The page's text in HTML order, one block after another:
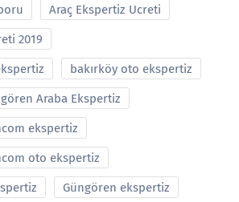
Araç Ekspertiz Ucreti
2019
bakırköy oto ekspertiz
Araba Ekspertiz
ekspertiz
oto ekspertiz
Güngören ekspertiz